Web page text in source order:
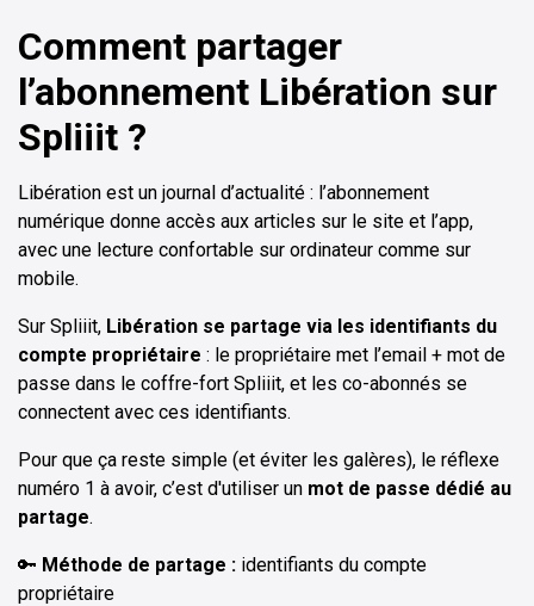
Comment partager
l’abonnement Libération sur
Spliiit ?
Libération est un journal d’actualité : l’abonnement
numérique donne accès aux articles sur le site et l’app,
avec une lecture confortable sur ordinateur comme sur
mobile.
Sur Spliiit, Libération se partage via les identifiants du
compte propriétaire : le propriétaire met l’email + mot de
passe dans le coffre-fort Spliiit, et les co-abonnés se
connectent avec ces identifiants.
Pour que ça reste simple (et éviter les galères), le réflexe
numéro 1 à avoir, c’est d'utiliser un mot de passe dédié au
partage.
🔑 Méthode de partage : identifiants du compte
propriétaire